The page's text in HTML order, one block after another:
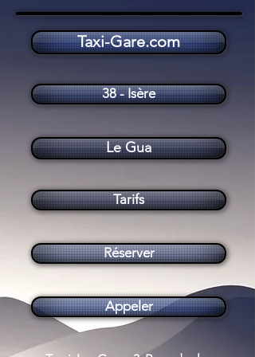
Tarifs
Taxi Le Gua (38450)
Le Gua
Taxi-Gare.com
Réserver
Appeler
38 - Isère